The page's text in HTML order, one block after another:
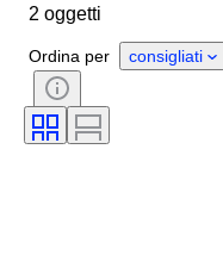
Purezza
Peso dei diamanti
Lucidatura (diamanti)
Grado di taglio
Tipo di diamante
2 oggetti
Ordina per consigliati